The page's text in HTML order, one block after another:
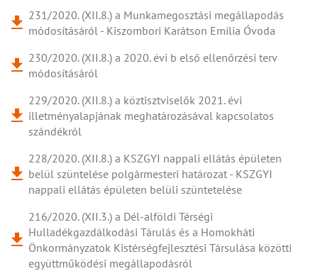
231/2020. (XII.8.) a Munkamegosztási megállapodás
módosításáról - Kiszombori Karátson Emília Óvoda
230/2020. (XII.8.) a 2020. évi b első ellenőrzési terv
módosításáról
229/2020. (XII.8.) a köztisztviselők 2021. évi
illetményalapjának meghatározásával kapcsolatos
szándékról
228/2020. (XII.8.) a KSZGYI nappali ellátás épületen
belül szüntelése polgármesteri határozat - KSZGYI
nappali ellátás épületen belüli szüntetelése
216/2020. (XII.3.) a Dél-alföldi Térségi
Hulladékgazdálkodási Tárulás és a Homokháti
Önkormányzatok Kistérségfejlesztési Társulása közötti
együttműködési megállapodásról